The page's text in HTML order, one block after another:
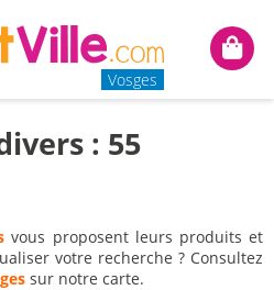
Vosges
Mon
: 55
vous proposent leurs produits et
votre recherche ? Consultez
sur notre carte.